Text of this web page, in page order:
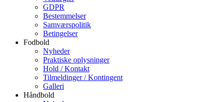
GDPR
Bestemmelser
Samværspolitik
Betingelser
Fodbold
Nyheder
Praktiske oplysninger
Hold / Kontakt
Tilmeldinger / Kontingent
Galleri
Håndbold